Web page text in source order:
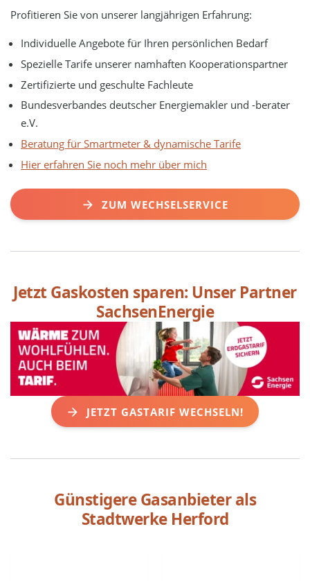
Profitieren Sie von unserer langjährigen Erfahrung:
Individuelle Angebote für Ihren persönlichen Bedarf
Spezielle Tarife unserer namhaften Kooperationspartner
Zertifizierte und geschulte Fachleute
Bundesverbandes deutscher Energiemakler und -berater
e.V.
Beratung für Smartmeter & dynamische Tarife
Hier erfahren Sie noch mehr über mich
ZUM WECHSELSERVICE
Jetzt Gaskosten sparen: Unser Partner
SachsenEnergie
JETZT GASTARIF WECHSELN!
Günstigere Gasanbieter als
Stadtwerke Herford